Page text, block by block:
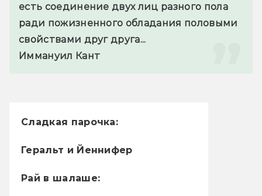
есть соединение двух лиц разного пола
ради пожизненного обладания половыми
свойствами друг друга...
Иммануил Кант
Сладкая парочка:
Геральт и Йеннифер
Рай в шалаше: